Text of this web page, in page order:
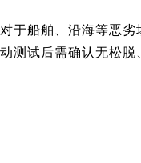
对于船舶、沿海等恶
动测试后需确认无松脱